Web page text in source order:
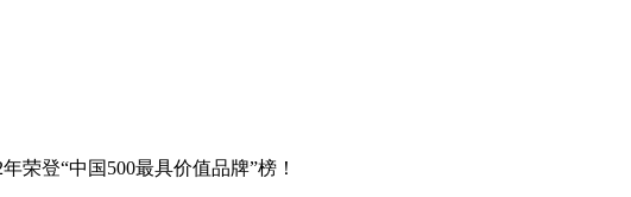
荣登“中国500最具价值品牌”榜！